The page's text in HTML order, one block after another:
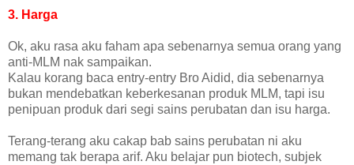
3. Harga
Ok, aku rasa aku faham apa sebenarnya semua orang yang
anti-MLM nak sampaikan.
Kalau korang baca entry-entry Bro Aidid, dia sebenarnya
bukan mendebatkan keberkesanan produk MLM, tapi isu
penipuan produk dari segi sains perubatan dan isu harga.
Terang-terang aku cakap bab sains perubatan ni aku
memang tak berapa arif. Aku belajar pun biotech, subjek